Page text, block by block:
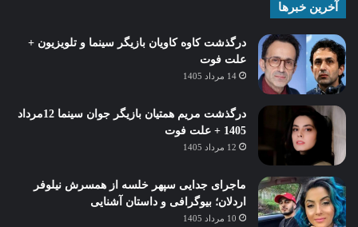
آخرین خبرها
درگذشت کاوه کاویان بازیگر سینما و تلویزیون +
علت فوت
14 مرداد 1405
درگذشت مریم همتیان بازیگر جوان سینما 12مرداد
1405 + علت فوت
12 مرداد 1405
ماجرای جدایی سپهر خلسه از همسرش نیلوفر
اردلان؛ بیوگرافی و داستان آشنایی
10 مرداد 1405